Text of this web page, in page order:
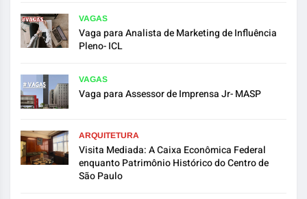
VAGAS
Vaga para Analista de Marketing de Influência
Pleno- ICL
VAGAS
Vaga para Assessor de Imprensa Jr- MASP
ARQUITETURA
Visita Mediada: A Caixa Econômica Federal
enquanto Patrimônio Histórico do Centro de
São Paulo